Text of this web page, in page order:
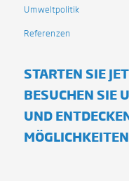
Umweltpolitik
Referenzen
STARTEN SIE
BESUCHEN SIE
UND